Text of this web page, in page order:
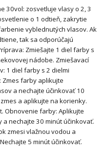
30vol: zosvetluje vlasy o 2, 3
o 1 odtieň, zakrytie
vyblednutých vlasov. Ak
tak sa odporúčajú
Zmiešajte 1 diel farby s
nádobe. Zmiešavací
1 diel farby s 2 dielmi
Zmes farby aplikujte
a nechajte účinkovať 10
a aplikujte na korienky.
Obnovenie farby: Aplikujte
nechajte 30 minút účinkovať.
zmesi vlažnou vodou a
5 minút účinkovať.